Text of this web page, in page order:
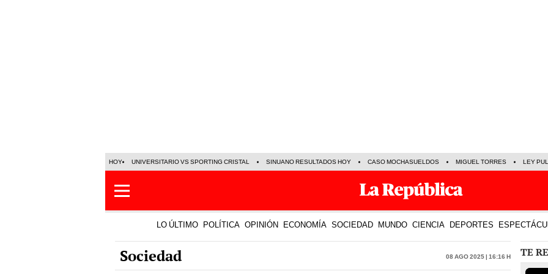
HOY UNIVERSITARIO VS SPORTING CRISTAL SINUANO RESULTADOS HOY CASO MOCHASUELDOS MIGUEL TORRES LEY
LO ÚLTIMO POLÍTICA OPINIÓN ECONOMÍA SOCIEDAD MUNDO CIENCIA DEPORTES
Sociedad 08 Ago 2025 | 16:16 h TE